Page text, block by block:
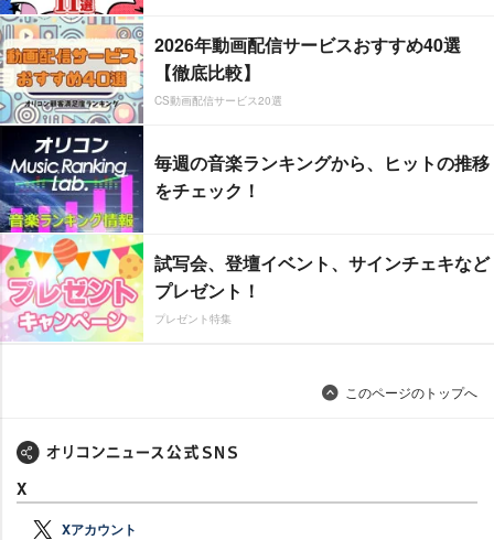
2026年動画配信サービスおすすめ40選
【徹底比較】
CS動画配信サービス20選
毎週の音楽ランキングから、ヒットの推移
をチェック！
試写会、登壇イベント、サインチェキなど
プレゼント！
プレゼント特集
このページのトップへ
X
Xアカウント